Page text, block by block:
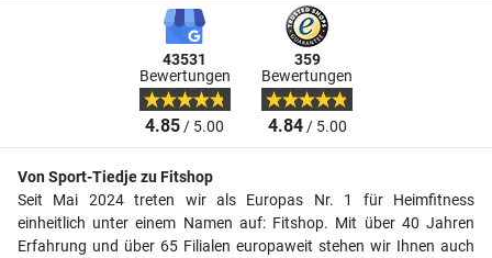
43531
Bewertungen
4.85/ 5.00
359
Bewertungen
4.84/ 5.00
Von Sport-Tiedje zu Fitshop
Seit Mai 2024 treten wir als Europas Nr. 1 für Heimfitness
einheitlich unter einem Namen auf: Fitshop. Mit über 40 Jahren
Erfahrung und über 65 Filialen europaweit stehen wir Ihnen auch